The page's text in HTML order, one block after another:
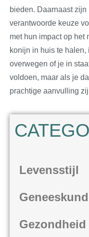
bieden. Daarnaast
verantwoorde keuze
met hun impact op het
konijn in huis te
overwegen of je in
voldoen, maar als je
prachtige aanvulling
Levensstijl
Gezondheid